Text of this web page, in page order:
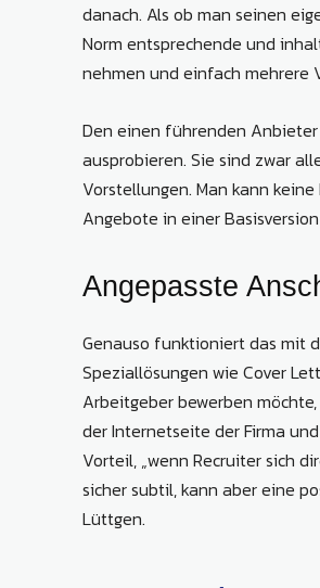
danach. Als ob man seinen
Norm entsprechende und
nehmen und einfach mehrere
Den einen führenden
ausprobieren. Sie sind zwar
Vorstellungen. Man kann
Angebote in einer
Angepasste
Genauso funktioniert das mit
Speziallösungen wie Cover
Arbeitgeber bewerben
der Internetseite der Firma
Vorteil, „wenn Recruiter sich
sicher subtil, kann aber eine
Lüttgen.